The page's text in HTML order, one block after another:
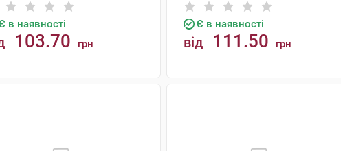
в наявності
103.70 грн
Є в наявності
від 111.50 грн